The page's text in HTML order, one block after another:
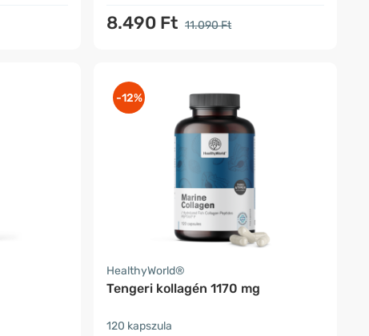
8.490 Ft 11.090 Ft
-12%
HealthyWorld®
Tengeri kollagén 1170 mg
120 kapszula